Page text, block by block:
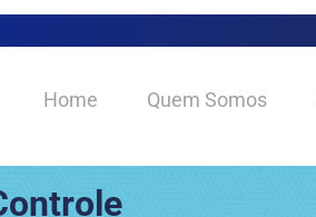
Home Quem Somos